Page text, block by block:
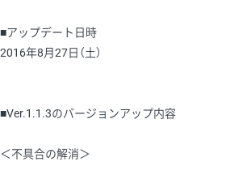
■アップデート日時
2016年8月27日（土）
■Ver.1.1.3のバージョンアップ内容
＜不具合の解消＞